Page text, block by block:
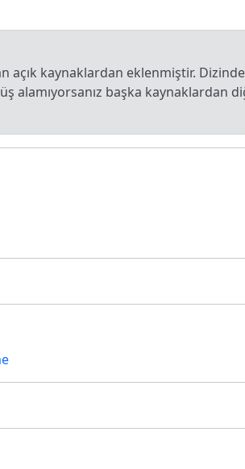
açık kaynaklardan eklenmiştir.
alamıyorsanız başka kaynaklardan